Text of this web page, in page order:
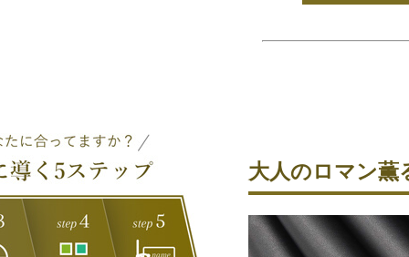
大人のロマン薫